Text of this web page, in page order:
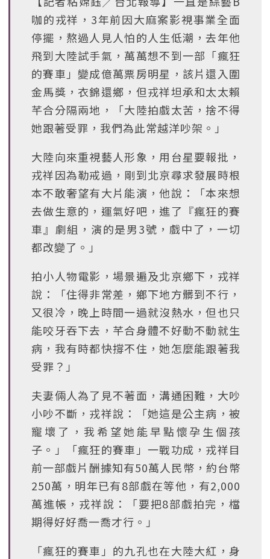
咖的戎祥，3年前因大麻案影視事業全面
停擺，熬過人見人怕的人生低潮，去年他
飛到大陸試手氣，萬萬想不到一部「瘋狂
的賽車」變成億萬票房明星，該片還入圍
金馬獎，衣錦還鄉，但戎祥坦承和太太賴
芊合分隔兩地，「大陸拍戲太苦，捨不得
她跟著受罪，我們為此常越洋吵架。」
大陸向來重視藝人形象，用台星要報批，
戎祥因為勒戒過，剛到北京尋求發展時根
本不敢奢望有大片能演，他說：「本來想
去做生意的，運氣好吧，進了『瘋狂的賽
車』劇組，演的是男3號，戲中了，一切
都改變了。」
拍小人物電影，場景遍及北京鄉下，戎祥
說：「住得非常差，鄉下地方髒到不行，
又很冷，晚上時間一過就沒熱水，但也只
能咬牙吞下去，芊合身體不好動不動就生
病，我有時都快撐不住，她怎麼能跟著我
受罪？」
夫妻倆人為了見不著面，溝通困難，大吵
小吵不斷，戎祥說：「她這是公主病，被
寵壞了，我希望她能早點懷孕生個孩
子。」「瘋狂的賽車」一戰功成，戎祥目
前一部戲片酬據知有50萬人民幣，約台幣
250萬，明年已有8部戲在等他，有2,000
萬進帳，戎祥說：「要把8部戲拍完，檔
期得好好喬一喬才行。」
「瘋狂的賽車」的九孔也在大陸大紅，身